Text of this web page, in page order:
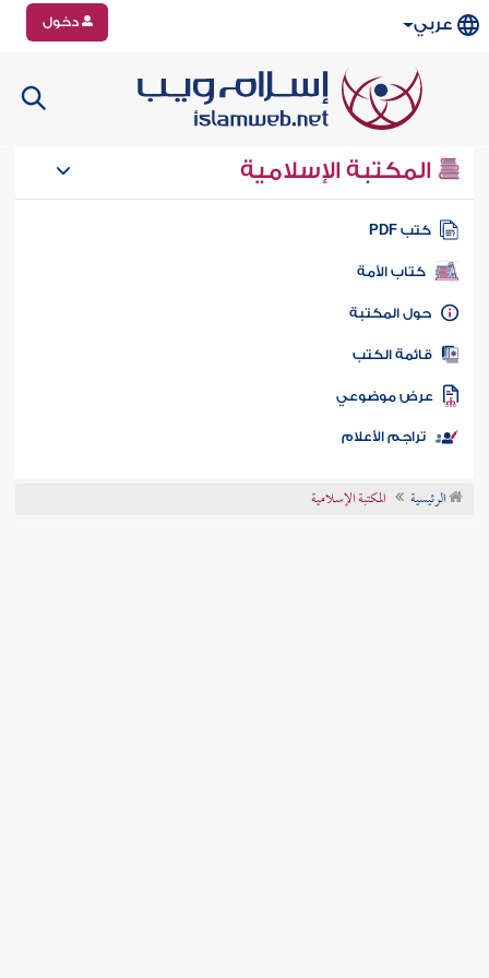
عربي دخول
المكتبة الإسلامية
كتب PDF
كتاب الأمة
المكتبة
الكتب
موضوعي
تراجم الأعلام
الرئيسية المكتبة الإسلامية